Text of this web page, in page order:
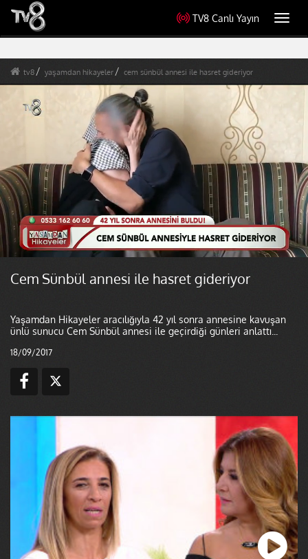
TV8 Canlı Yayın
tv8 yaşamdan hikayeler cem sünbül annesi ile hasret gideriyor
Cem Sünbül annesi ile hasret gideriyor
Yaşamdan Hikayeler aracılığıyla 42 yıl sonra annesine kavuşan
ünlü sunucu Cem Sünbül annesi ile geçirdiği günleri anlattı...
18/09/2017